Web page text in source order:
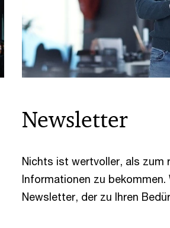
Newsletter
Nichts ist wertvoller, als zum
Informationen zu bekommen.
Newsletter, der zu Ihren